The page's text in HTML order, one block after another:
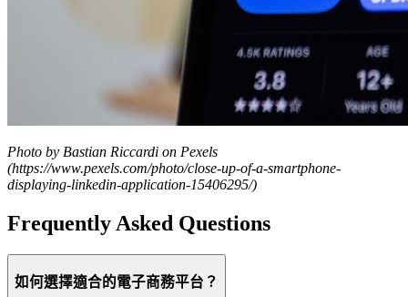
Photo by Bastian Riccardi on Pexels
(https://www.pexels.com/photo/close-up-of-a-smartphone-
displaying-linkedin-application-15406295/)
Frequently Asked Questions
如何選擇適合的電子商務平台？